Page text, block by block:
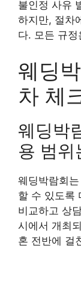
불인정 사유
하지만, 절차
다. 모든 규
웨딩
차 체
웨딩박
용 범위
웨딩박람회
할 수 있도록
비교하고 상
시에서 개최
혼 전반에 걸